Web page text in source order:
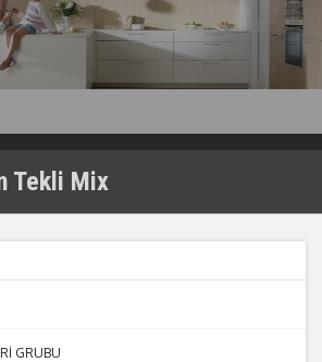
Tekli Mix
GRUBU